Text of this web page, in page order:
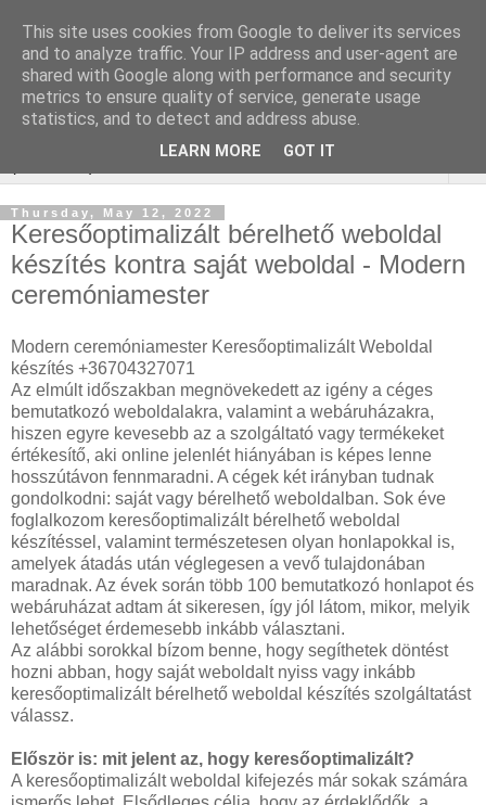
Keresőoptimalizálás :
gépjármű felmérés
Thursday, May 12, 2022
Keresőoptimalizált bérelhető weboldal
készítés kontra saját weboldal - Modern
ceremóniamester
Modern ceremóniamester Keresőoptimalizált Weboldal
készítés +36704327071
Az elmúlt időszakban megnövekedett az igény a céges
bemutatkozó weboldalakra, valamint a webáruházakra,
hiszen egyre kevesebb az a szolgáltató vagy termékeket
értékesítő, aki online jelenlét hiányában is képes lenne
hosszútávon fennmaradni. A cégek két irányban tudnak
gondolkodni: saját vagy bérelhető weboldalban. Sok éve
foglalkozom keresőoptimalizált bérelhető weboldal
készítéssel, valamint természetesen olyan honlapokkal is,
amelyek átadás után véglegesen a vevő tulajdonában
maradnak. Az évek során több 100 bemutatkozó honlapot és
webáruházat adtam át sikeresen, így jól látom, mikor, melyik
lehetőséget érdemesebb inkább választani.
Az alábbi sorokkal bízom benne, hogy segíthetek döntést
hozni abban, hogy saját weboldalt nyiss vagy inkább
keresőoptimalizált bérelhető weboldal készítés szolgáltatást
válassz.
Először is: mit jelent az, hogy keresőoptimalizált?
A keresőoptimalizált weboldal kifejezés már sokak számára
This site uses cookies from Google to deliver its services
and to analyze traffic. Your IP address and user-agent are
shared with Google along with performance and security
metrics to ensure quality of service, generate usage
statistics, and to detect and address abuse.
LEARN MORE GOT IT